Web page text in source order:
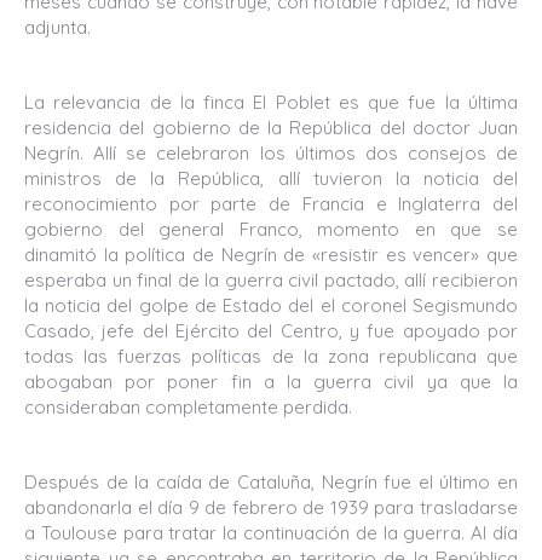
adjunta.
La relevancia de la finca El Poblet es que fue la última
residencia del gobierno de la República del doctor Juan
Negrín. Allí se celebraron los últimos dos consejos de
ministros de la República, allí tuvieron la noticia del
reconocimiento por parte de Francia e Inglaterra del
gobierno del general Franco, momento en que se
dinamitó la política de Negrín de «resistir es vencer» que
esperaba un final de la guerra civil pactado, allí recibieron
la noticia del golpe de Estado del el coronel Segismundo
Casado, jefe del Ejército del Centro, y fue apoyado por
todas las fuerzas políticas de la zona republicana que
abogaban por poner fin a la guerra civil ya que la
consideraban completamente perdida.
Después de la caída de Cataluña, Negrín fue el último en
abandonarla el día 9 de febrero de 1939 para trasladarse
a Toulouse para tratar la continuación de la guerra. Al día